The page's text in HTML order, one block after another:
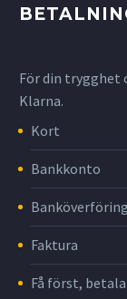
För din trygghet
Klarna.
Kort
Bankkonto
Banköverföring
Faktura
Få först,